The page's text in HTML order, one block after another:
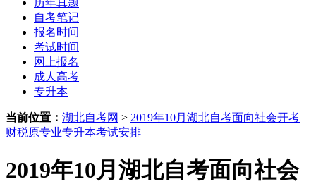
历年真题
自考笔记
报名时间
考试时间
网上报名
成人高考
专升本
当前位置： 湖北自考网 > 2019年10月湖北自考面向社会开考
财税原专业专升本考试安排
2019年10月湖北自考面向社会